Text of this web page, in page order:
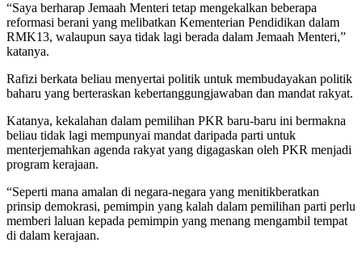
“Saya berharap Jemaah Menteri tetap mengekalkan beberapa
reformasi berani yang melibatkan Kementerian Pendidikan dalam
RMK13, walaupun saya tidak lagi berada dalam Jemaah Menteri,”
katanya.
Rafizi berkata beliau menyertai politik untuk membudayakan politik
baharu yang berteraskan kebertanggungjawaban dan mandat rakyat.
Katanya, kekalahan dalam pemilihan PKR baru-baru ini bermakna
beliau tidak lagi mempunyai mandat daripada parti untuk
menterjemahkan agenda rakyat yang digagaskan oleh PKR menjadi
program kerajaan.
“Seperti mana amalan di negara-negara yang menitikberatkan
prinsip demokrasi, pemimpin yang kalah dalam pemilihan parti perlu
memberi laluan kepada pemimpin yang menang mengambil tempat
di dalam kerajaan.